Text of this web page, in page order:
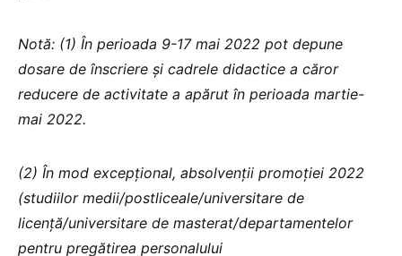
Notă: (1) În perioada 9-17 mai 2022 pot depune
dosare de înscriere şi cadrele didactice a căror
reducere de activitate a apărut în perioada martie-
mai 2022.
(2) În mod excepţional, absolvenţii promoţiei 2022
(studiilor medii/postliceale/universitare de
licență/universitare de masterat/departamentelor
pentru pregătirea personalului